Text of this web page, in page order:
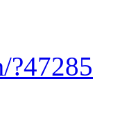
?47285